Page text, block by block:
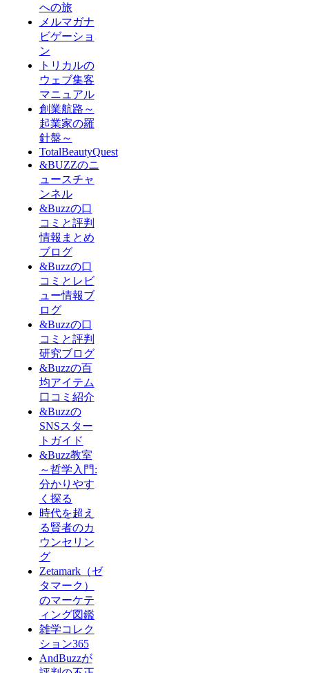
への旅
メルマガナ
ビゲーショ
ン
トリカルの
ウェブ集客
マニュアル
創業航路～
起業家の羅
針盤～
TotalBeautyQuest
&BUZZのニ
ュースチャ
ンネル
&Buzzの口
コミと評判
情報まとめ
ブログ
&Buzzの口
コミとレビ
ュー情報ブ
ログ
&Buzzの口
コミと評判
研究ブログ
&Buzzの百
均アイテム
口コミ紹介
&Buzzの
SNSスター
トガイド
&Buzz教室
～哲学入門:
分かりやす
く探る
時代を超え
る賢者のカ
ウンセリン
グ
Zetamark（ゼ
タマーク）
のマーケテ
ィング図鑑
雑学コレク
ション365
AndBuzzが